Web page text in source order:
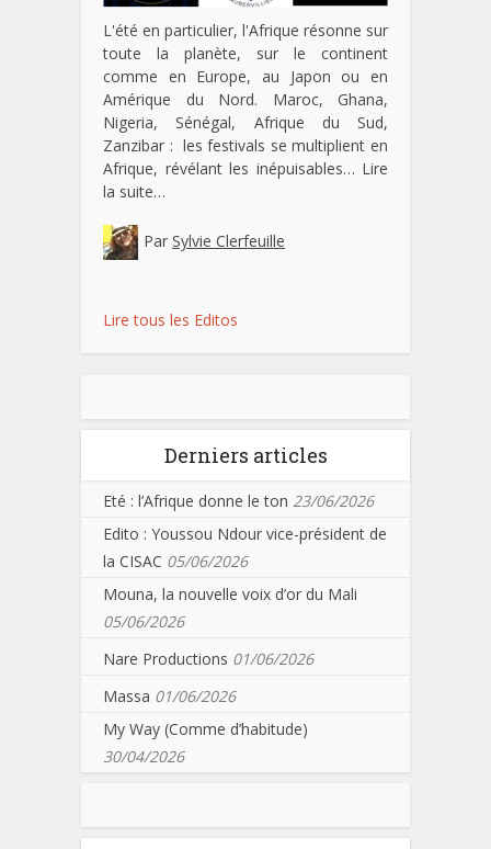
L'été en particulier, l'Afrique résonne sur
toute la planète, sur le continent
comme en Europe, au Japon ou en
Amérique du Nord. Maroc, Ghana,
Nigeria, Sénégal, Afrique du Sud,
Zanzibar : les festivals se multiplient en
Afrique, révélant les inépuisables… Lire
la suite…
Par Sylvie Clerfeuille
Lire tous les Editos
Derniers articles
Eté : l’Afrique donne le ton 23/06/2026
Edito : Youssou Ndour vice-président de
la CISAC 05/06/2026
Mouna, la nouvelle voix d’or du Mali
05/06/2026
Nare Productions 01/06/2026
Massa 01/06/2026
My Way (Comme d’habitude)
30/04/2026